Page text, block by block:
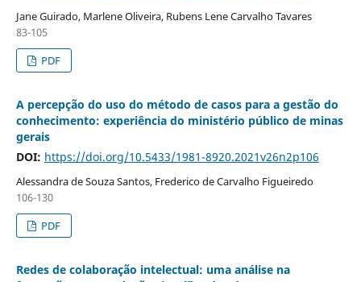
Jane Guirado, Marlene Oliveira, Rubens Lene Carvalho Tavares
83-105
PDF
A percepção do uso do método de casos para a gestão do
conhecimento: experiência do ministério público de minas
gerais
DOI: https://doi.org/10.5433/1981-8920.2021v26n2p106
Alessandra de Souza Santos, Frederico de Carvalho Figueiredo
106-130
PDF
Redes de colaboração intelectual: uma análise na